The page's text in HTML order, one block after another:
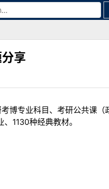
享
博专业科目、考研公共课
1130种经典教材。